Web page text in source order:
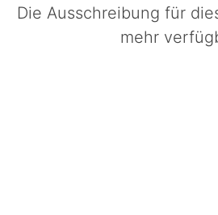
Die Ausschreibung für
mehr